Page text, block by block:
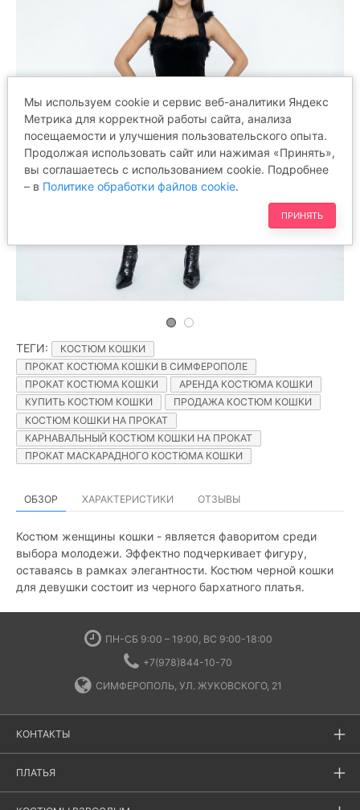
ТЕГИ:
КОСТЮМ КОШКИ
ПРОКАТ КОСТЮМА КОШКИ В СИМФЕРОПОЛЕ
ПРОКАТ КОСТЮМА КОШКИ
АРЕНДА КОСТЮМА КОШКИ
КУПИТЬ КОСТЮМ КОШКИ
ПРОДАЖА КОСТЮМ КОШКИ
КОСТЮМ КОШКИ НА ПРОКАТ
КАРНАВАЛЬНЫЙ КОСТЮМ КОШКИ НА ПРОКАТ
ПРОКАТ МАСКАРАДНОГО КОСТЮМА КОШКИ
ОБЗОР ХАРАКТЕРИСТИКИ ОТЗЫВЫ
Костюм женщины кошки - является фаворитом среди
выбора молодежи. Эффектно подчеркивает фигуру,
оставаясь в рамках элегантности. Костюм черной кошки
для девушки состоит из черного бархатного платья.
ПН-СБ 9:00 – 19:00, ВС 9:00-18:00
+7(978)844-10-70
СИМФЕРОПОЛЬ, УЛ. ЖУКОВСКОГО, 21
КОНТАКТЫ
ПЛАТЬЯ
Мы используем cookie и сервис веб-аналитики Яндекс
Метрика для корректной работы сайта, анализа
посещаемости и улучшения пользовательского опыта.
Продолжая использовать сайт или нажимая «Принять»,
вы соглашаетесь с использованием cookie. Подробнее
– в Политике обработки файлов cookie.
ПРИНЯТЬ